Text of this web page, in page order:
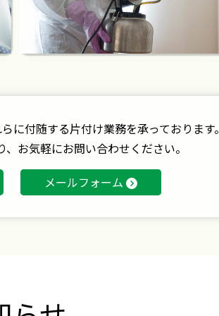
に付随する片付け業務を承っております。
お気軽にお問い合わせください。
メールフォーム